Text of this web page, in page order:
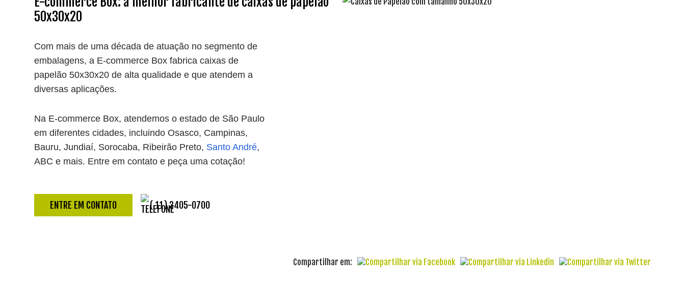
50x30x20
Com mais de uma década de atuação no segmento de
embalagens, a E-commerce Box fabrica caixas de
papelão 50x30x20 de alta qualidade e que atendem a
diversas aplicações.
Na E-commerce Box, atendemos o estado de São Paulo
em diferentes cidades, incluindo Osasco, Campinas,
Bauru, Jundiaí, Sorocaba, Ribeirão Preto, Santo André,
ABC e mais. Entre em contato e peça uma cotação!
ENTRE EM CONTATO ( 11) 3405-0700
Compartilhar em: